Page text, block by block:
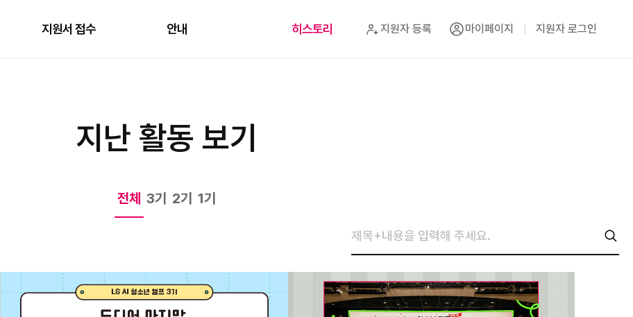
지원서 접수 안내 히스토리 지원자 등록 마이페이지 지원자 로그인
지난 활동 보기
전체 3기 2기 1기